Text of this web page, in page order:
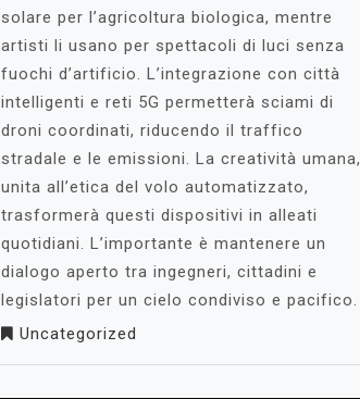
solare per l’agricoltura biologica, mentre
artisti li usano per spettacoli di luci senza
fuochi d’artificio. L’integrazione con città
intelligenti e reti 5G permetterà sciami di
droni coordinati, riducendo il traffico
stradale e le emissioni. La creatività umana,
unita all’etica del volo automatizzato,
trasformerà questi dispositivi in alleati
quotidiani. L’importante è mantenere un
dialogo aperto tra ingegneri, cittadini e
legislatori per un cielo condiviso e pacifico.
Uncategorized